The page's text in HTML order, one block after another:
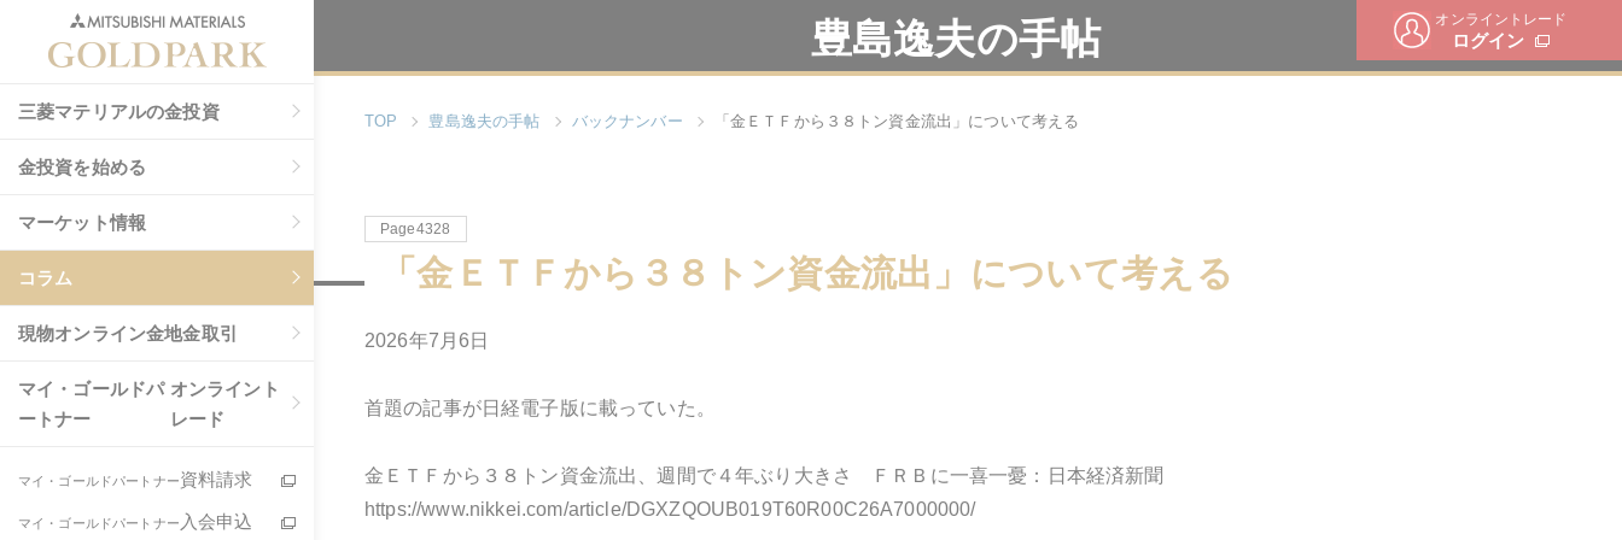
オンライントレード
ログイン
三菱マテリアルの金投資
金投資を始める
マーケット情報
コラム
現物オンライン金地金取引
マイ・ゴールドパ
ートナー
オンライント
レード
マイ・ゴールドパートナー資料請求
マイ・ゴールドパートナー 入会申込
豊島逸夫の手帖
TOP 豊島逸夫の手帖 バックナンバー 「金ＥＴＦから３８トン資金流出」について考える
Page4328
「金ＥＴＦから３８トン資金流出」について考える
2026年7月6日
首題の記事が日経電子版に載っていた。
金ＥＴＦから３８トン資金流出、週間で４年ぶり大きさ ＦＲＢに一喜一憂：日本経済新聞
https://www.nikkei.com/article/DGXZQOUB019T60R00C26A7000000/